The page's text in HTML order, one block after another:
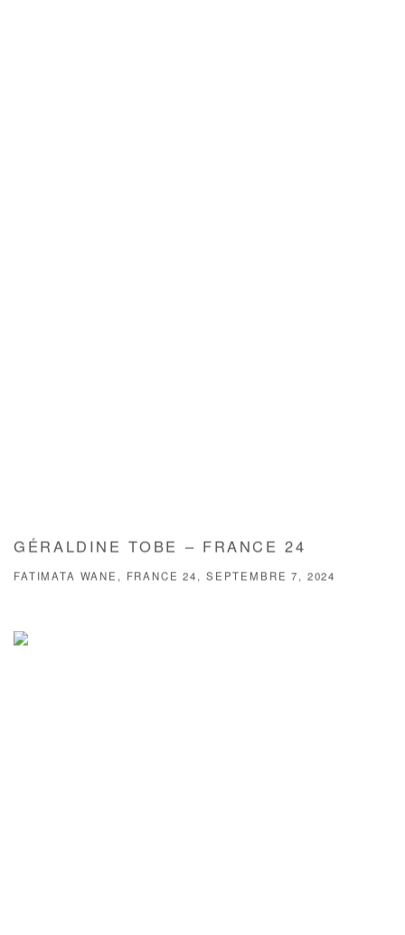
GÉRALDINE TOBE – FRANCE 24
FATIMATA WANE, FRANCE 24, SEPTEMBRE 7, 2024